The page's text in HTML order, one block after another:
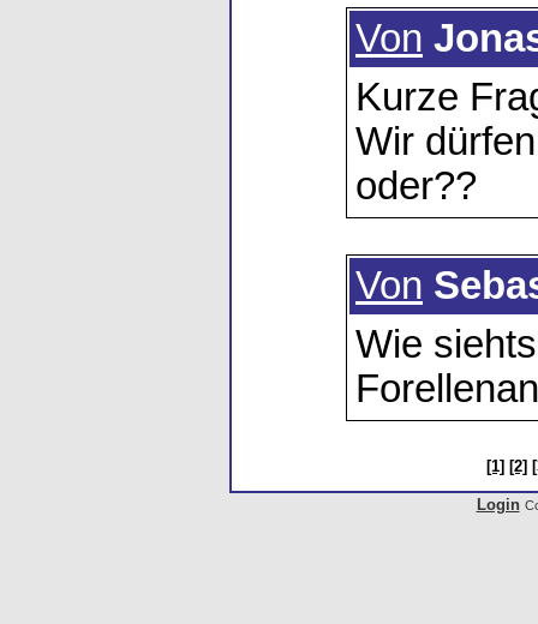
Von
Kurze
Wir
oder??
Von
Wie
[1] [2]
Login